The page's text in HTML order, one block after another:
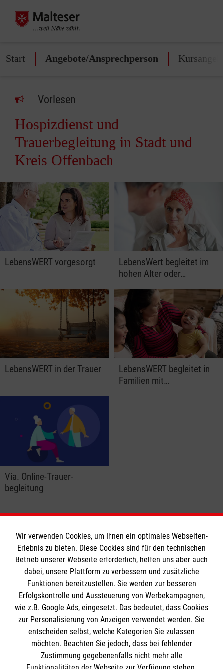
Start Angebote/Ansprechperson
Vorlesen
Hospizdienst und
Trauerbegleitung in Stadt und
Kreis Offenbach
LebensWERT vorgesorgt
LebensWert begleitet im
hohen Alter oder…
LebensWERT in der Trauer
LebensWERT begleitet in
Familien mit…
Via. Online-Trauer­
begleitung
Informationen
Impressum
Datenschutz
Barrierefreiheit
Kontakt
Die Malteser
Malteser in Deutschland
Malteserorden
Wir verwenden Cookies, um Ihnen ein optimales Webseiten-
Erlebnis zu bieten. Diese Cookies sind für den technischen
Betrieb unserer Webseite erforderlich, helfen uns aber auch
dabei, unsere Plattform zu verbessern und zusätzliche
Funktionen bereitzustellen. Sie werden zur besseren
Erfolgskontrolle und Aussteuerung von Werbekampagnen,
wie z.B. Google Ads, eingesetzt. Das bedeutet, dass Cookies
zur Personalisierung von Anzeigen verwendet werden. Sie
entscheiden selbst, welche Kategorien Sie zulassen
möchten. Beachten Sie jedoch, dass bei fehlender
Zustimmung gegebenenfalls nicht mehr alle